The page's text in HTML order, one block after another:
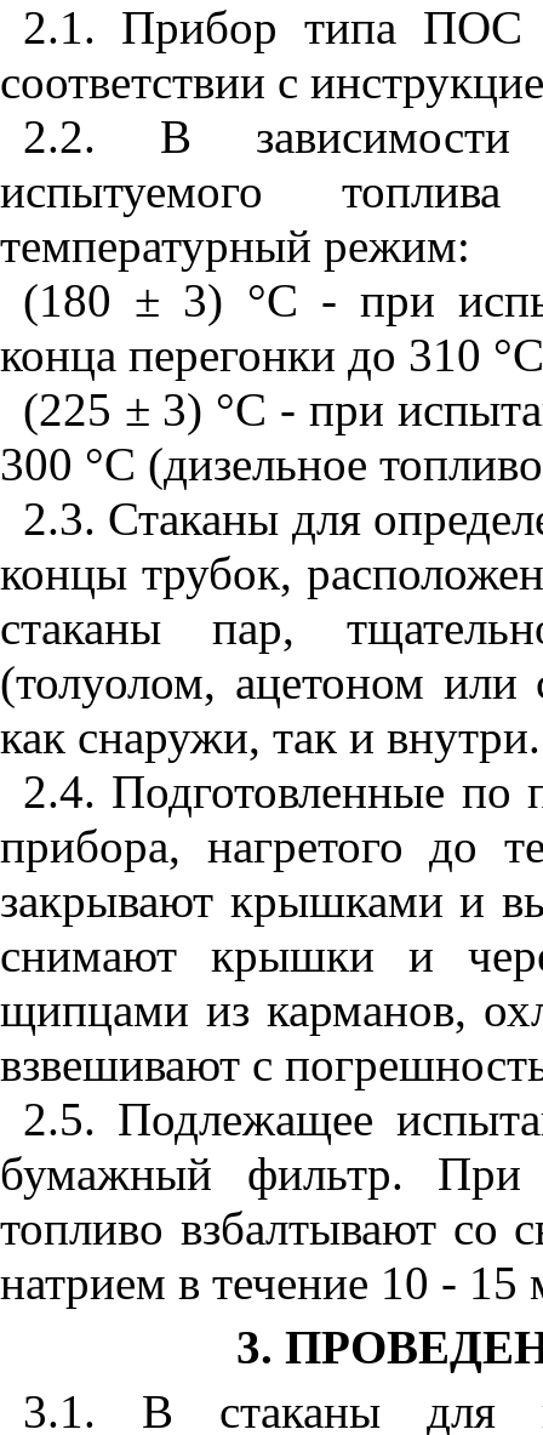
2.1. Прибор типа ПОС
соответствии с
2.2. В зависимости
испытуемого
температурный режим:
(180 ± 3) °С - при
конца перегонки до 310
(225 ± 3) °С - при
300 °С (дизельное
2.3. Стаканы для
концы трубок,
стаканы пар,
(толуолом, ацетоном или
как снаружи, так и внутри.
2.4. Подготовленные по
прибора, нагретого до
закрывают крышками и
снимают крышки и
щипцами из карманов,
взвешивают с
2.5. Подлежащее
бумажный фильтр. При
топливо взбалтывают со
натрием в течение 10 -
3.
3.1. В стаканы